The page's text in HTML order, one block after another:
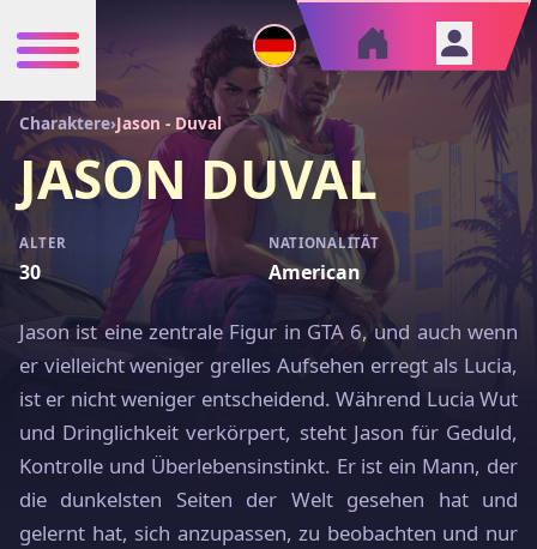
Charaktere›Jason - Duval
JASON DUVAL
ALTER
30
NATIONALITÄT
American
Jason ist eine zentrale Figur in GTA 6, und auch wenn
er vielleicht weniger grelles Aufsehen erregt als Lucia,
ist er nicht weniger entscheidend. Während Lucia Wut
und Dringlichkeit verkörpert, steht Jason für Geduld,
Kontrolle und Überlebensinstinkt. Er ist ein Mann, der
die dunkelsten Seiten der Welt gesehen hat und
gelernt hat, sich anzupassen, zu beobachten und nur